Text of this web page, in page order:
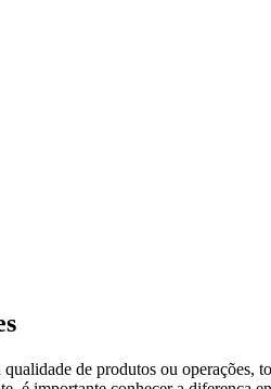
de produtos ou operações,